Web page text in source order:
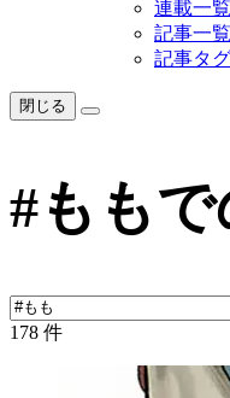
連載一覧
記事一覧
記事タ
閉じる
#もも
178 件